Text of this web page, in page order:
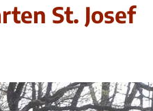
St. Josef